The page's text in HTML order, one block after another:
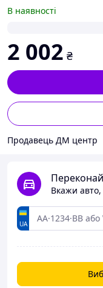
В наявності
2 002 ₴
Продавець ДМ центр
Вкажи
UA